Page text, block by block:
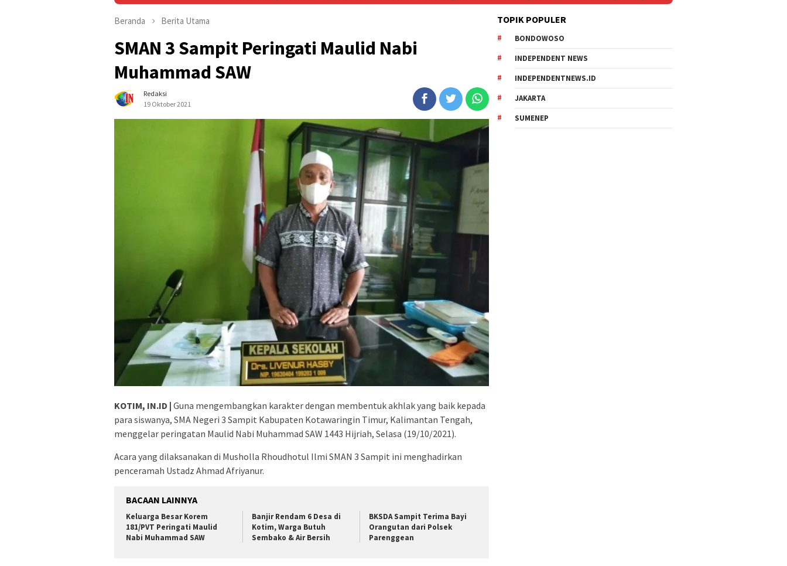
Beranda Berita Utama
SMAN 3 Sampit Peringati Maulid Nabi
Muhammad SAW
Redaksi
19 Oktober 2021
KOTIM, IN.ID | Guna mengembangkan karakter dengan membentuk akhlak yang baik kepada
para siswanya, SMA Negeri 3 Sampit Kabupaten Kotawaringin Timur, Kalimantan Tengah,
menggelar peringatan Maulid Nabi Muhammad SAW 1443 Hijriah, Selasa (19/10/2021).
Acara yang dilaksanakan di Musholla Rhoudhotul Ilmi SMAN 3 Sampit ini menghadirkan
penceramah Ustadz Ahmad Afriyanur.
BACAAN LAINNYA
Keluarga Besar Korem
181/PVT Peringati Maulid
Nabi Muhammad SAW
Banjir Rendam 6 Desa di
Kotim, Warga Butuh
Sembako & Air Bersih
BKSDA Sampit Terima Bayi
Orangutan dari Polsek
Parenggean
TOPIK POPULER
BONDOWOSO
INDEPENDENT NEWS
INDEPENDENTNEWS.ID
JAKARTA
SUMENEP